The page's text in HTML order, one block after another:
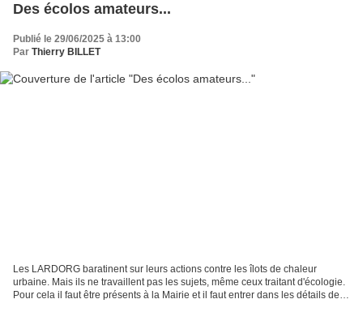
Des écolos amateurs...
Publié le 29/06/2025 à 13:00
Par Thierry BILLET
Les LARDORG baratinent sur leurs actions contre les îlots de chaleur
urbaine. Mais ils ne travaillent pas les sujets, même ceux traitant d'écologie.
Pour cela il faut être présents à la Mairie et il faut entrer dans les détails des